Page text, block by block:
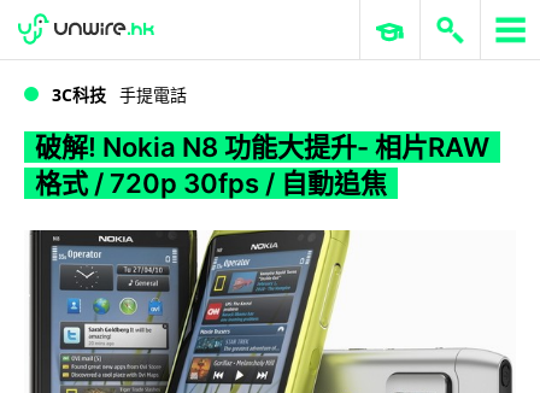
WWDC 2026 ERP 與商業 AI
3C科技 手提電話
破解! Nokia N8 功能大提升- 相片RAW
格式 / 720p 30fps / 自動追焦